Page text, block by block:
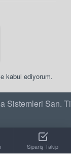
kabul ediyorum.
Sistemleri San.
Sipariş Takip